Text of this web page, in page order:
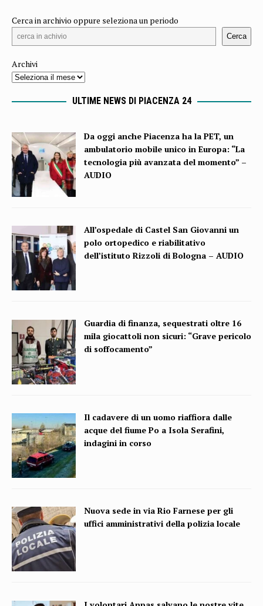
Cerca in archivio oppure seleziona un periodo
Cerca
Archivi
ULTIME NEWS DI PIACENZA 24
Da oggi anche Piacenza ha la PET, un
ambulatorio mobile unico in Europa: “La
tecnologia più avanzata del momento” –
AUDIO
All’ospedale di Castel San Giovanni un
polo ortopedico e riabilitativo
dell’istituto Rizzoli di Bologna – AUDIO
Guardia di finanza, sequestrati oltre 16
mila giocattoli non sicuri: “Grave pericolo
di soffocamento”
Il cadavere di un uomo riaffiora dalle
acque del fiume Po a Isola Serafini,
indagini in corso
Nuova sede in via Rio Farnese per gli
uffici amministrativi della polizia locale